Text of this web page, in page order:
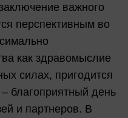
важного
перспективным во
как здравомыслие
силах, пригодится
благоприятный день
и партнеров. В